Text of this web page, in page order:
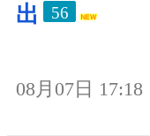
出
56
08月07日 17:18